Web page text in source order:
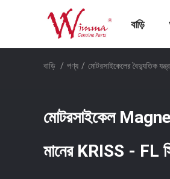
বাড়ি
বাড়ি / পণ্য / মোটরসাইকেলের বৈদ্যুতিক
মোটরসাইকেল
মানের KRISS - FL